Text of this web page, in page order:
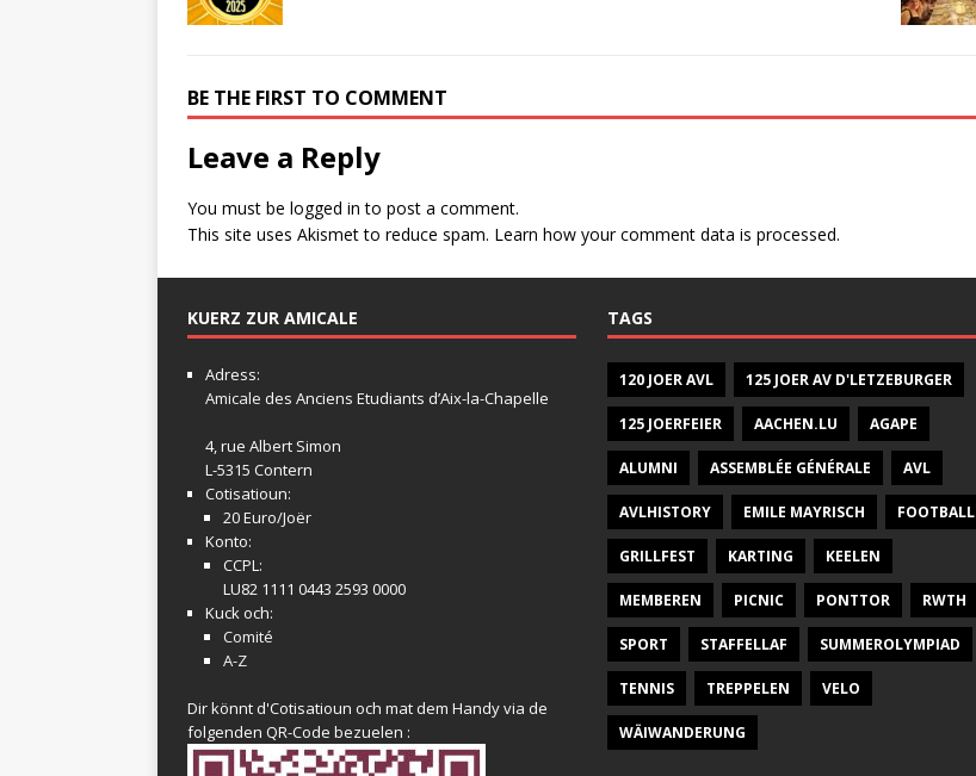
BE THE FIRST TO COMMENT
Leave a Reply
You must be logged in to post a comment.
This site uses Akismet to reduce spam. Learn how your comment data is processed.
KUERZ ZUR AMICALE
Adress:
Amicale des Anciens Etudiants d’Aix-la-Chapelle
4, rue Albert Simon
L-5315 Contern
Cotisatioun:
20 Euro/Joër
Konto:
CCPL:
LU82 1111 0443 2593 0000
Kuck och:
Comité
A-Z
Dir könnt d'Cotisatioun och mat dem Handy via de
folgenden QR-Code bezuelen :
TAGS
120 JOER AVL 125 JOER AV D'LETZEBURGER
125 JOERFEIER AACHEN.LU AGAPE
ALUMNI ASSEMBLÉE GÉNÉRALE AVL
AVLHISTORY EMILE MAYRISCH FOOTBALL
GRILLFEST KARTING KEELEN
MEMBEREN PICNIC PONTTOR RWTH
SPORT STAFFELLAF SUMMEROLYMPIAD
TENNIS TREPPELEN VELO
WÄIWANDERUNG